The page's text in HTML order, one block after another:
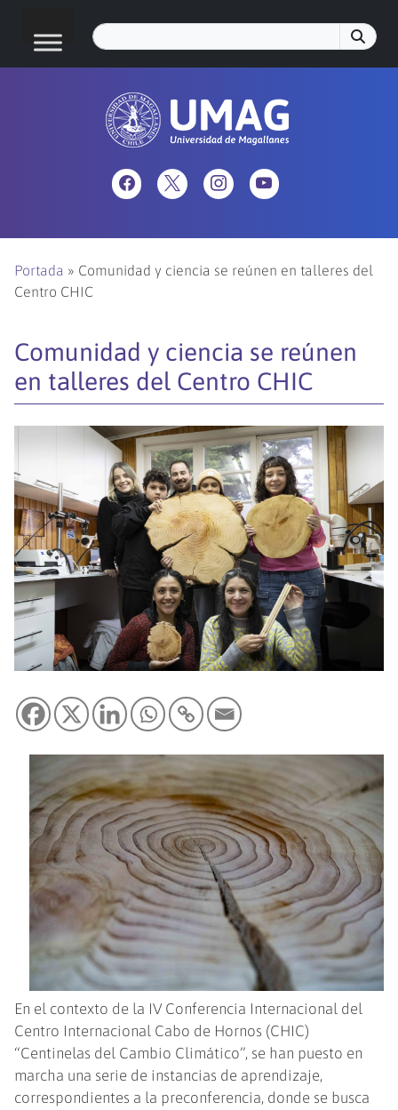
Portada » Comunidad y ciencia se reúnen en talleres del
Centro CHIC
Comunidad y ciencia se reúnen
en talleres del Centro CHIC
En el contexto de la IV Conferencia Internacional del
Centro Internacional Cabo de Hornos (CHIC)
“Centinelas del Cambio Climático”, se han puesto en
marcha una serie de instancias de aprendizaje,
correspondientes a la preconferencia, donde se busca